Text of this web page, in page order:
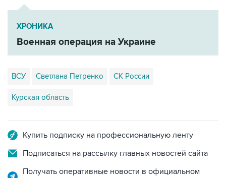
ХРОНИКА
Военная операция на Украине
ВСУ Светлана Петренко СК России
Курская область
Купить подписку на профессиональную ленту
Подписаться на рассылку главных новостей сайта
Получать оперативные новости в официальном